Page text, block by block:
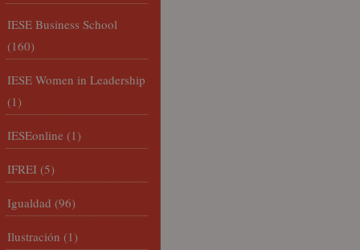
IESE Business School
(160)
IESE Women in Leadership
(1)
IESEonline (1)
IFREI (5)
Igualdad (96)
Ilustración (1)